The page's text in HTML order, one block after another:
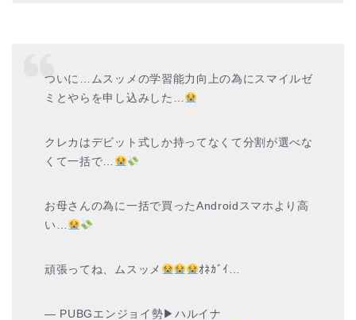
ついに…ムスッメの学習能力向上の為にスマイルゼ
ミとやらを申し込みした…
クレカはデビット式しか持ってなくて分割が選べな
くて一括で…
お母さんの為に一括で買ったAndroidスマホより高
い…
頑張ってね、ムスッメ ｵﾈｶﾞｲ…
— PUBGエンジョイ勢▶︎ハルイナ